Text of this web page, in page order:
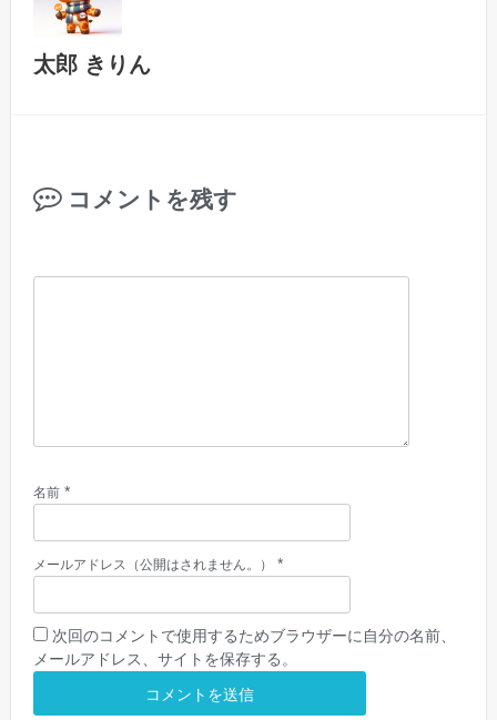
太郎 きりん
コメントを残す
名前 *
メールアドレス（公開はされません。） *
次回のコメントで使用するためブラウザーに自分の名前、
メールアドレス、サイトを保存する。